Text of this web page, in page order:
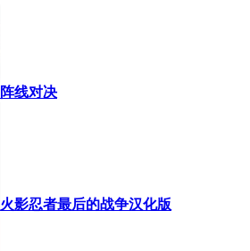
阵线对决
火影忍者最后的战争汉化版